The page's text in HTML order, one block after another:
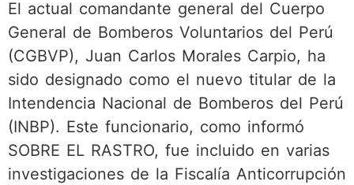
El actual comandante general del Cuerpo
General de Bomberos Voluntarios del Perú
(CGBVP), Juan Carlos Morales Carpio, ha
sido designado como el nuevo titular de la
Intendencia Nacional de Bomberos del Perú
(INBP). Este funcionario, como informó
SOBRE EL RASTRO, fue incluido en varias
investigaciones de la Fiscalía Anticorrupción